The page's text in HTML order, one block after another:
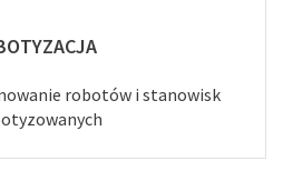
robotów i stanowisk